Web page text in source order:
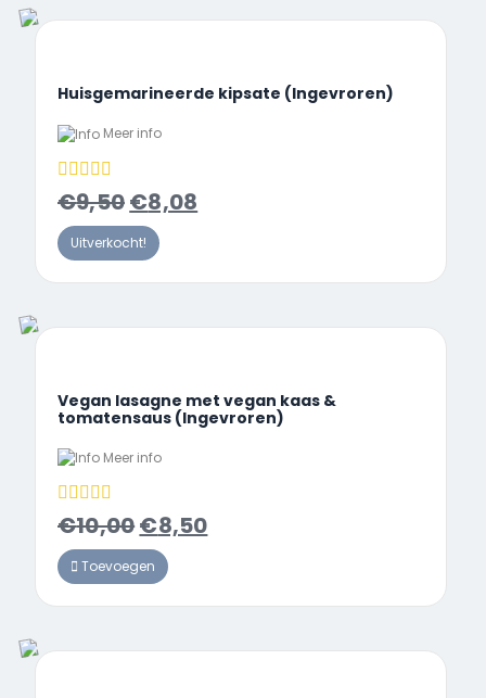
Huisgemarineerde kipsate (Ingevroren)
Meer info
€9,50€8,08
Uitverkocht!
Vegan lasagne met vegan kaas &
tomatensaus (Ingevroren)
Meer info
€10,00€8,50
Toevoegen